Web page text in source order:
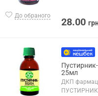
До обраного
28.00
25мл
ДКП
ПУСТИРНИК